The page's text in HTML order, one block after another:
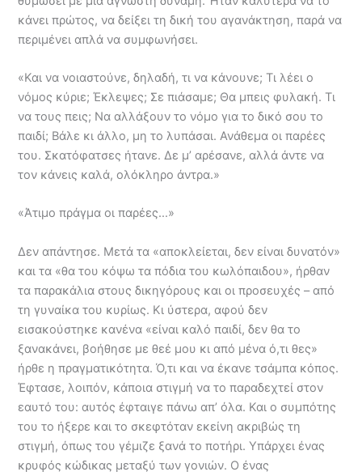
κάνει πρώτος, να δείξει τη δική του αγανάκτηση, παρά να
περιμένει απλά να συμφωνήσει.
«Και να νοιαστούνε, δηλαδή, τι να κάνουνε; Τι λέει ο
νόμος κύριε; Έκλεψες; Σε πιάσαμε; Θα μπεις φυλακή. Τι
να τους πεις; Να αλλάξουν το νόμο για το δικό σου το
παιδί; Βάλε κι άλλο, μη το λυπάσαι. Ανάθεμα οι παρέες
του. Σκατόφατσες ήτανε. Δε μ’ αρέσανε, αλλά άντε να
τον κάνεις καλά, ολόκληρο άντρα.»
«Άτιμο πράγμα οι παρέες…»
Δεν απάντησε. Μετά τα «αποκλείεται, δεν είναι δυνατόν»
και τα «θα του κόψω τα πόδια του κωλόπαιδου», ήρθαν
τα παρακάλια στους δικηγόρους και οι προσευχές – από
τη γυναίκα του κυρίως. Kι ύστερα, αφού δεν
εισακούστηκε κανένα «είναι καλό παιδί, δεν θα το
ξανακάνει, βοήθησε με θεέ μου κι από μένα ό,τι θες»
ήρθε η πραγματικότητα. Ό,τι και να έκανε τσάμπα κόπος.
Έφτασε, λοιπόν, κάποια στιγμή να το παραδεχτεί στον
εαυτό του: αυτός έφταιγε πάνω απ’ όλα. Και ο συμπότης
του το ήξερε και το σκεφτόταν εκείνη ακριβώς τη
στιγμή, όπως του γέμιζε ξανά το ποτήρι. Υπάρχει ένας
κρυφός κώδικας μεταξύ των γονιών. Ο ένας